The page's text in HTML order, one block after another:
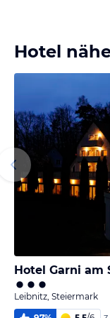
Hotel
Hotel Garni am
Leibnitz, Steiermark